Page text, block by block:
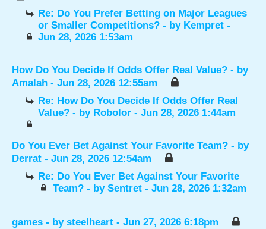
Re: Do You Prefer Betting on Major Leagues
or Smaller Competitions? - by Kempret -
Jun 28, 2026 1:53am
How Do You Decide If Odds Offer Real Value? - by
Amalah - Jun 28, 2026 12:55am
Re: How Do You Decide If Odds Offer Real
Value? - by Robolor - Jun 28, 2026 1:44am
Do You Ever Bet Against Your Favorite Team? - by
Derrat - Jun 28, 2026 12:54am
Re: Do You Ever Bet Against Your Favorite
Team? - by Sentret- Jun 28, 2026 1:32am
games - by steelheart - Jun 27, 2026 6:18pm